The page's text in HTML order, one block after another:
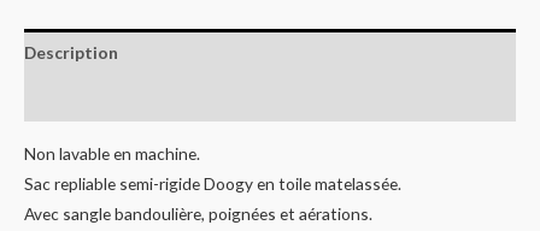
Description
Non lavable en machine.
Sac repliable semi-rigide Doogy en toile matelassée.
Avec sangle bandoulière, poignées et aérations.